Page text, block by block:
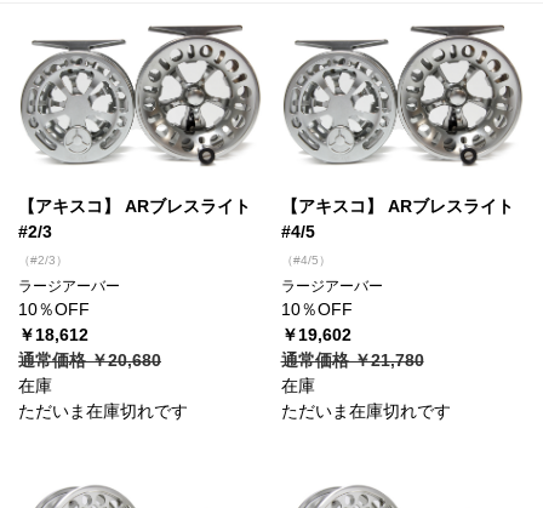
【アキスコ】 ARブレスライト
#2/3
（#2/3）
ラージアーバー
10％OFF
￥18,612
通常価格 ￥20,680
在庫
ただいま在庫切れです
【アキスコ】 ARブレスライト
#4/5
（#4/5）
ラージアーバー
10％OFF
￥19,602
通常価格 ￥21,780
在庫
ただいま在庫切れです